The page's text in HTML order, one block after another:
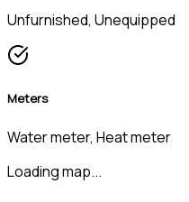
Unfurnished, Unequipped
Meters
Water meter, Heat meter
Loading map...